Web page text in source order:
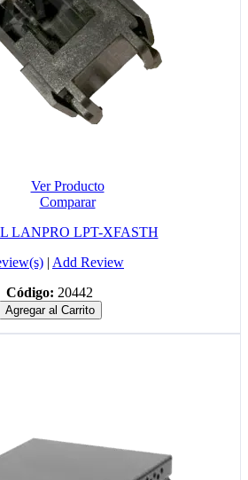
Ver Producto
Comparar
LANPRO LPT-XFASTH
| Add Review
Código: 20442
Agregar al Carrito